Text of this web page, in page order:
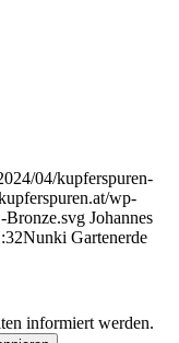
04/kupferspuren-
wp-
Bronze.svg Johannes
Nunki Gartenerde
informiert werden.